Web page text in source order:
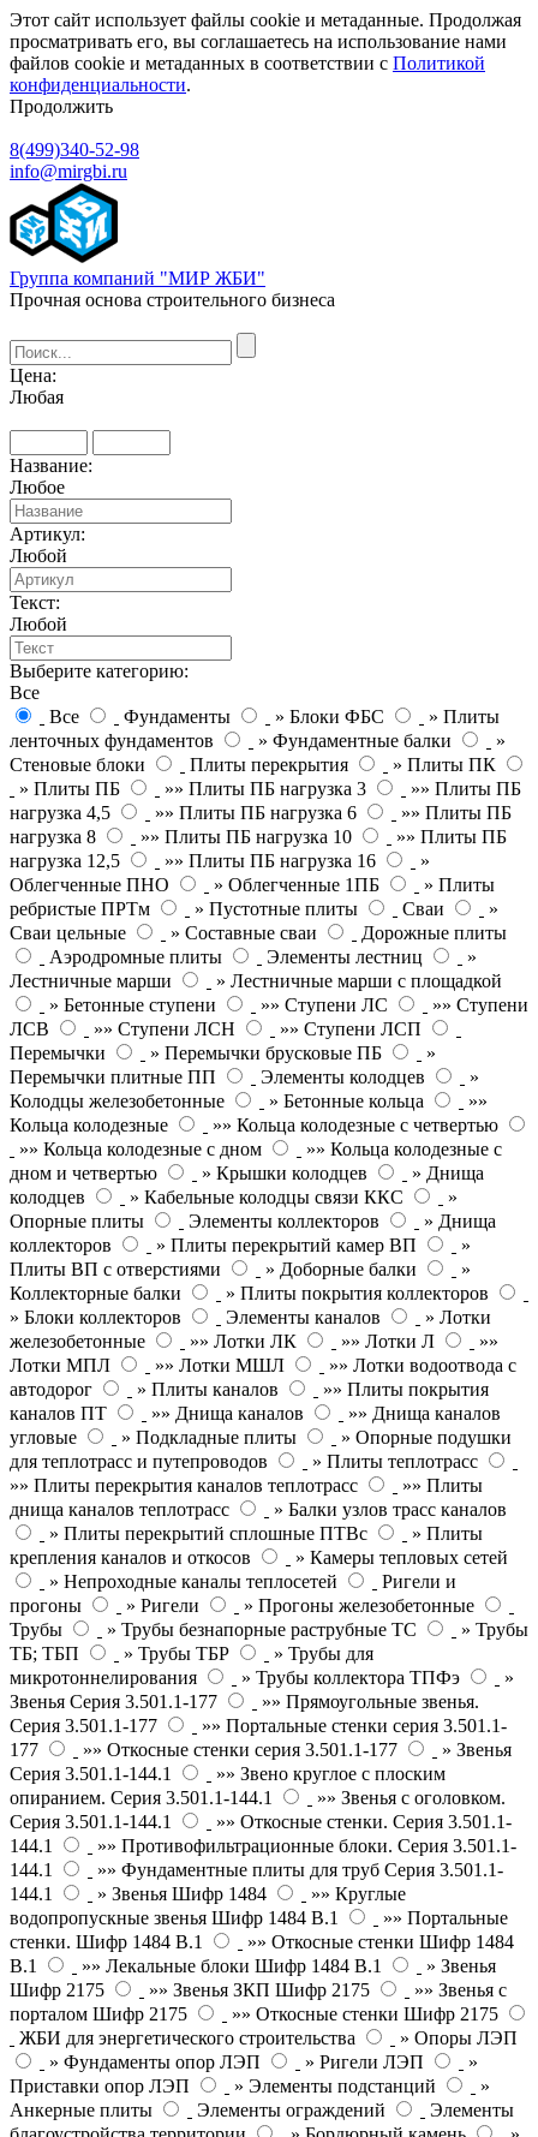
Этот сайт использует файлы cookie и метаданные. Продолжая
просматривать его, вы соглашаетесь на использование нами
файлов cookie и метаданных в соответствии с Политикой
конфиденциальности.
Продолжить
8(499)340-52-98
info@mirgbi.ru
Группа компаний "МИР ЖБИ"
Прочная основа строительного бизнеса
Цена:
Любая
Название:
Любое
Артикул:
Любой
Текст:
Любой
Выберите категорию:
Все
Все
Фундаменты » Блоки ФБС
» Плиты
ленточных фундаментов
» Фундаментные балки
»
Стеновые блоки
Плиты перекрытия
» Плиты ПК
» Плиты ПБ
»» Плиты ПБ нагрузка 3
»» Плиты ПБ
нагрузка 4,5
»» Плиты ПБ нагрузка 6
»» Плиты ПБ
нагрузка 8
»» Плиты ПБ нагрузка 10
»» Плиты ПБ
нагрузка 12,5
»» Плиты ПБ нагрузка 16
»
Облегченные ПНО
» Облегченные 1ПБ
» Плиты
ребристые ПРТм
» Пустотные плиты Сваи
»
Сваи цельные
» Составные сваи
Дорожные плиты
Аэродромные плиты
Элементы лестниц
»
Лестничные марши
» Лестничные марши с площадкой
» Бетонные ступени
»» Ступени ЛС
»» Ступени
ЛСВ
»» Ступени ЛСН
»» Ступени ЛСП
Перемычки
» Перемычки брусковые ПБ
»
Перемычки плитные ПП
Элементы колодцев
»
Колодцы железобетонные
» Бетонные кольца
»»
Кольца колодезные
»» Кольца колодезные с четвертью
»» Кольца колодезные с дном
»» Кольца колодезные с
дном и четвертью
» Крышки колодцев
» Днища
колодцев
» Кабельные колодцы связи ККС
»
Опорные плиты
Элементы коллекторов
» Днища
коллекторов
» Плиты перекрытий камер ВП
»
Плиты ВП с отверстиями
» Доборные балки
»
Коллекторные балки
» Плиты покрытия коллекторов
» Блоки коллекторов
Элементы каналов
» Лотки
железобетонные
»» Лотки ЛК »» Лотки Л
»»
Лотки МПЛ
»» Лотки МШЛ
»» Лотки водоотвода с
автодорог
» Плиты каналов
»» Плиты покрытия
каналов ПТ
»» Днища каналов
»» Днища каналов
угловые
» Подкладные плиты
» Опорные подушки
для теплотрасс и путепроводов
» Плиты теплотрасс
»» Плиты перекрытия каналов теплотрасс
»» Плиты
днища каналов теплотрасс
» Балки узлов трасс каналов
» Плиты перекрытий сплошные ПТВс
» Плиты
крепления каналов и откосов
» Камеры тепловых сетей
» Непроходные каналы теплосетей
Ригели и
прогоны
» Ригели
» Прогоны железобетонные
Трубы
» Трубы безнапорные раструбные ТС
» Трубы
ТБ; ТБП
» Трубы ТБР
» Трубы для
микротоннелирования
» Трубы коллектора ТПФэ
»
Звенья Серия 3.501.1-177
»» Прямоугольные звенья.
Серия 3.501.1-177
»» Портальные стенки серия 3.501.1-
177
»» Откосные стенки серия 3.501.1-177
» Звенья
Серия 3.501.1-144.1
»» Звено круглое с плоским
опиранием. Серия 3.501.1-144.1
»» Звенья с оголовком.
Серия 3.501.1-144.1
»» Откосные стенки. Серия 3.501.1-
144.1
»» Противофильтрационные блоки. Серия 3.501.1-
144.1
»» Фундаментные плиты для труб Серия 3.501.1-
144.1
» Звенья Шифр 1484
»» Круглые
водопропускные звенья Шифр 1484 В.1
»» Портальные
стенки. Шифр 1484 В.1
»» Откосные стенки Шифр 1484
В.1
»» Лекальные блоки Шифр 1484 В.1
» Звенья
Шифр 2175
»» Звенья ЗКП Шифр 2175
»» Звенья с
порталом Шифр 2175
»» Откосные стенки Шифр 2175
ЖБИ для энергетического строительства
» Опоры ЛЭП
» Фундаменты опор ЛЭП
» Ригели ЛЭП
»
Приставки опор ЛЭП
» Элементы подстанций
»
Анкерные плиты
Элементы ограждений
Элементы